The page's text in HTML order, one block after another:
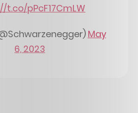
t.co/pPcF17CmLW
May
6, 2023